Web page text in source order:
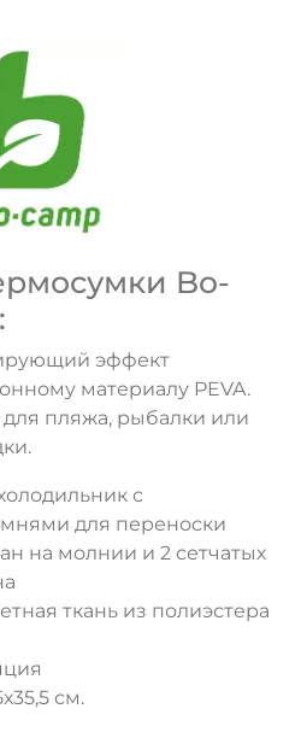
Bo-
эффект
материалу PEVA.
пляжа, рыбалки или
с
для переноски
на молнии и 2 сетчатых
ткань из полиэстера
см.
НЕТ